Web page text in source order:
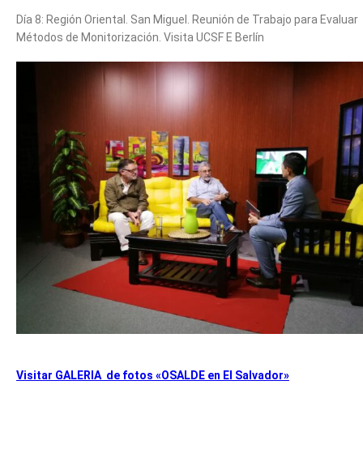
Día 8: Región Oriental. San Miguel. Reunión de Trabajo para Evaluar
Métodos de Monitorización. Visita UCSF E Berlín
Visitar GALERIA de fotos «OSALDE en El Salvador»